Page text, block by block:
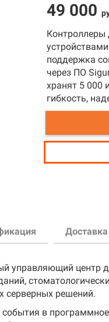
49 000
поддержка
через ПО
хранят 5 000
гибкость,
Доставка
управляющий центр
серверных решений.
в
ворота или
Таможенного
заранее
а также прибыть
с
для них способом,
продукции
Мы подробно